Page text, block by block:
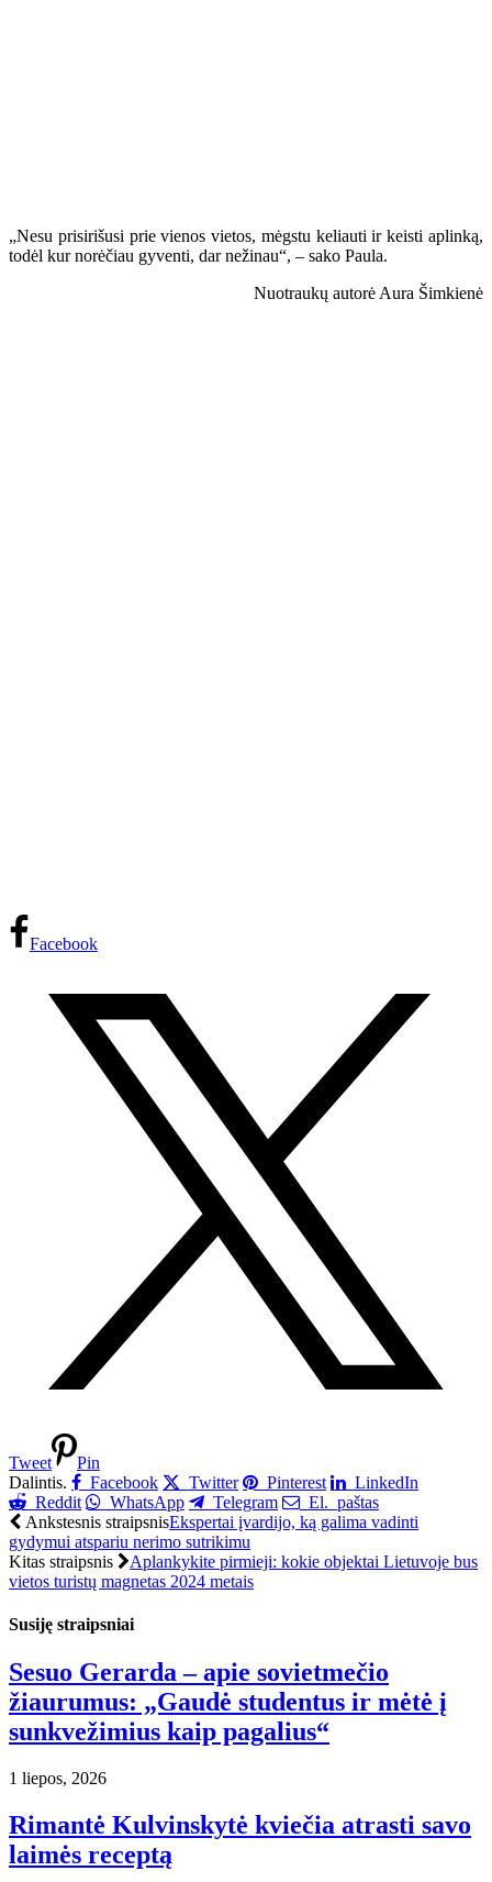
„Nesu prisirišusi prie vienos vietos, mėgstu keliauti ir keisti aplinką,
todėl kur norėčiau gyventi, dar nežinau“, – sako Paula.
Nuotraukų autorė Aura Šimkienė
Facebook
Tweet
Pin
Dalintis.
Facebook Twitter Pinterest
LinkedIn
Reddit
WhatsApp Telegram El. paštas
Ankstesnis straipsnisEkspertai įvardijo, ką galima vadinti
gydymui atspariu nerimo sutrikimu
Kitas straipsnis
Aplankykite pirmieji: kokie objektai Lietuvoje bus
vietos turistų magnetas 2024 metais
Susiję straipsniai
Sesuo Gerarda – apie sovietmečio
žiaurumus: „Gaudė studentus ir mėtė į
sunkvežimius kaip pagalius“
1 liepos, 2026
Rimantė Kulvinskytė kviečia atrasti savo
laimės receptą